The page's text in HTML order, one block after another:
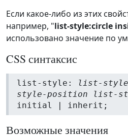
Если какое-либо из этих
например, "list-style:circle
использовано значение по
CSS синтаксис
list-style:
list-
style-position list-
initial | inherit;
Возможные значения